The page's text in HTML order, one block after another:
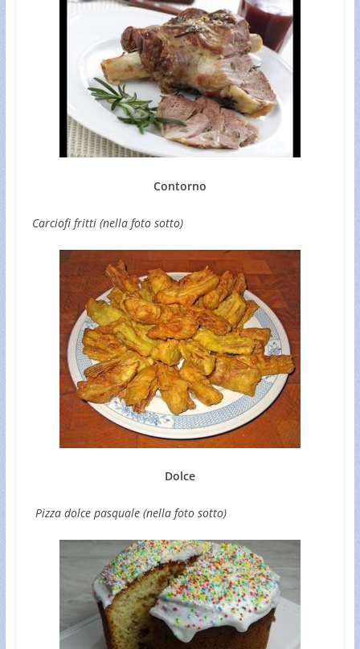
Contorno
Carciofi fritti (nella foto sotto)
Dolce
Pizza dolce pasquale (nella foto sotto)